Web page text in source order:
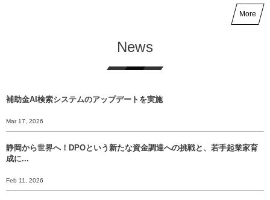
More
News
補助金AI検索システムのアップデートを実施
Mar 17, 2026
静岡から世界へ！DPOという新たな資金調達への挑戦と、若手起業家育
成に...
Feb 11, 2026